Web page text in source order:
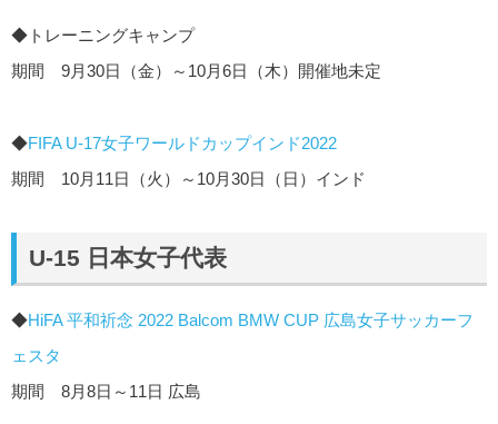
◆トレーニングキャンプ
期間 9月30日（金）～10月6日（木）開催地未定
◆FIFA U-17女子ワールドカップインド2022
期間 10月11日（火）～10月30日（日）インド
U-15 日本女子代表
◆HiFA 平和祈念 2022 Balcom BMW CUP 広島女子サッカーフ
ェスタ
期間 8月8日～11日 広島